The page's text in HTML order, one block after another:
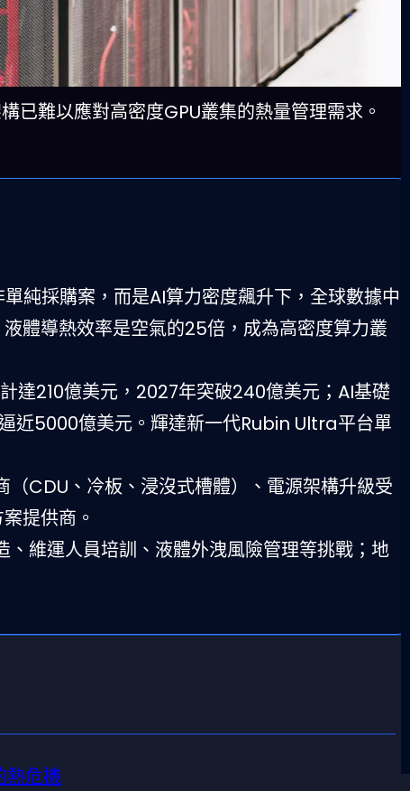
已難以應對高密度GPU叢集的熱量管理需求。
純採購案，而是AI算力密度飆升下，全球數據中
體導熱效率是空氣的25倍，成為高密度算力叢
達210億美元，2027年突破240億美元；AI基礎
近5000億美元。輝達新一代Rubin Ultra平台單
CDU、冷板、浸沒式槽體）、電源架構升級受
提供商。
、維運人員培訓、液體外洩風險管理等挑戰；地
熱危機